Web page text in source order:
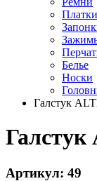
Платки
Белье
Носки
Галстук
Галстук
Артикул: 49